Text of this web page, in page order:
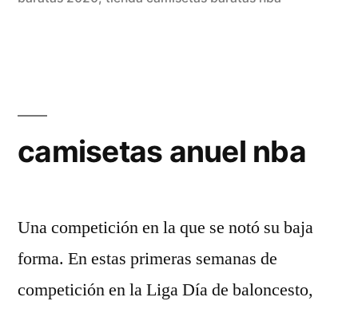
camisetas anuel nba
Una competición en la que se notó su baja
forma. En estas primeras semanas de
competición en la Liga Día de baloncesto,